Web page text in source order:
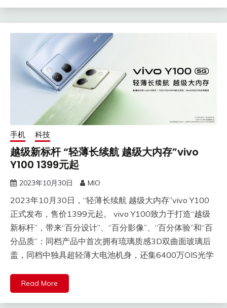
手机 科技
越级新标杆 “轻薄长续航 越级大内存”vivo
Y100 1399元起
2023年10月30日 MIO
2023年10月30日，“轻薄长续航 越级大内存”vivo Y100
正式发布，售价1399元起。 vivo Y100致力于打造“越级
新标杆”，带来“百分设计”、“百分影像”、“百分体验”和“百
分品质”：同档产品中首次拥有琉璃质感3D双曲面玻璃后
盖，同档中独具超轻薄大电池机身，还集6400万OIS光学
Read More